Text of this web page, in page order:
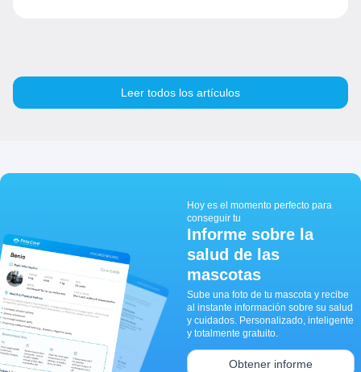
Leer todos los artículos
Hoy es el momento perfecto para
conseguir tu
Informe sobre la
salud de las
mascotas
Sube una foto de tu mascota y recibe
al instante información sobre su salud
y cuidados. Personalizado, inteligente
y totalmente gratuito.
Obtener informe